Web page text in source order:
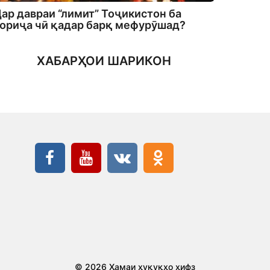
давраи “лимит” Тоҷикистон ба
чӣ қадар барқ мефурӯшад?
ХАБАРҲОИ ШАРИКОН
© 2026 Ҳамаи ҳуқуқҳо ҳифз